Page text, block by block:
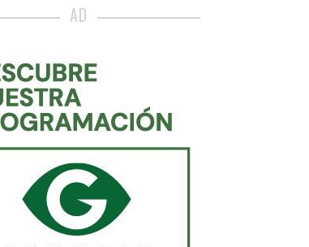
AD